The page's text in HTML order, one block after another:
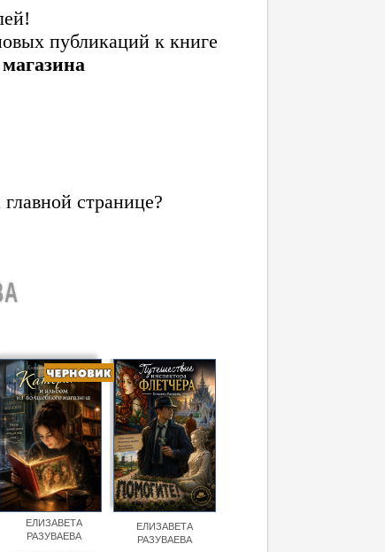
публикаций к книге
странице?
ЕЛИЗАВЕТА
РАЗУВАЕВА
ЕЛИЗАВЕТА
РАЗУВАЕВА